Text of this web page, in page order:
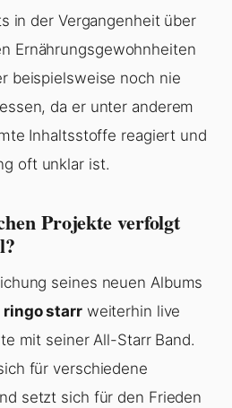
in der Vergangenheit über
Ernährungsgewohnheiten
beispielsweise noch nie
da er unter anderem
Inhaltsstoffe reagiert und
oft unklar ist.
Projekte verfolgt
seines neuen Albums
ringo starrweiterhin live
mit seiner All-Starr Band.
für verschiedene
setzt sich für den Frieden